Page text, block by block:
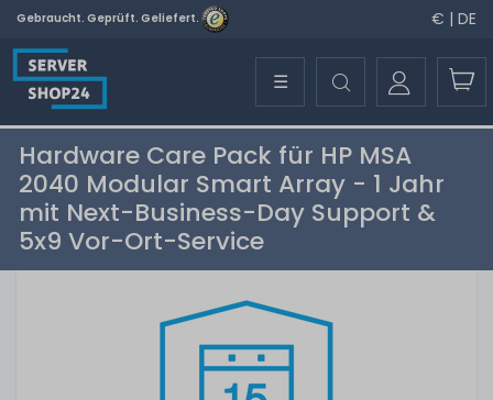
Gebraucht. Geprüft. Geliefert. € | DE
☰
Hardware Care Pack für HP MSA
2040 Modular Smart Array - 1 Jahr
mit Next-Business-Day Support &
5x9 Vor-Ort-Service